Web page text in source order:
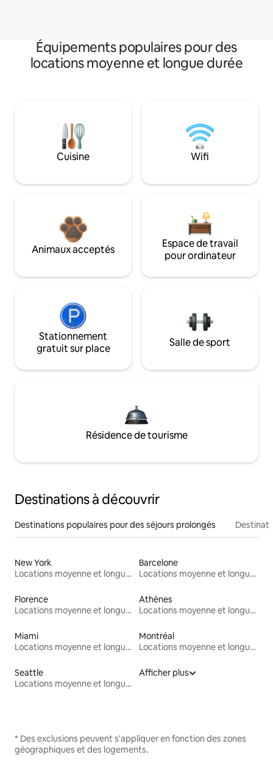
Équipements populaires pour des
locations moyenne et longue durée
Cuisine Wifi
Animaux acceptés
Espace de travail
pour ordinateur
Stationnement
gratuit sur place
Salle de sport
Résidence de tourisme
Destinations à découvrir
Destinations populaires pour des séjours prolongés
New York
Locations moyenne et longue durée
Barcelone
Locations moyenne et longue durée
Florence
Locations moyenne et longue durée
Athènes
Locations moyenne et longue durée
Miami
Locations moyenne et longue durée
Montréal
Locations moyenne et longue durée
Seattle
Locations moyenne et longue durée
Afficher plus
* Des exclusions peuvent s'appliquer en fonction des zones
géographiques et des logements.